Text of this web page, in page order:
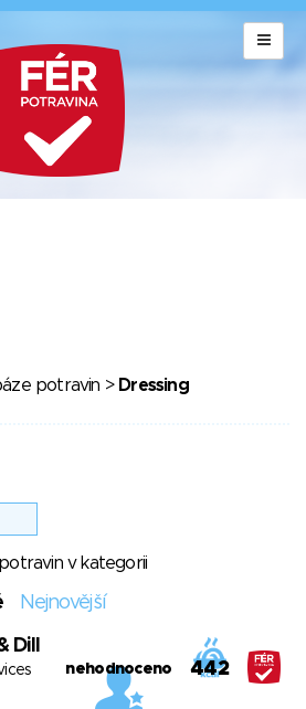
potravin > Dressing
potravin v kategorii
Nejnovější
Dill
nehodnoceno 442